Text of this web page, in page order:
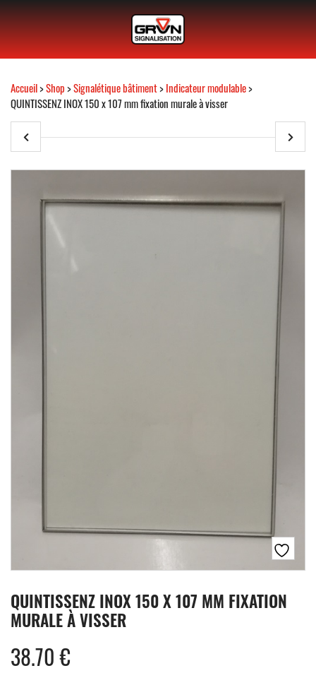
Accueil>Shop>Signalétique bâtiment>Indicateur modulable>
QUINTISSENZ INOX 150 x 107 mm fixation murale à visser
QUINTISSENZ INOX 150 X 107 MM FIXATION
MURALE À VISSER
38.70€